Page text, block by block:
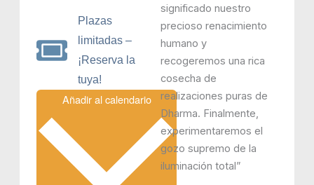
Plazas
limitadas –
¡Reserva la
tuya!
Añadir al calendario
significado nuestro
precioso renacimiento
humano y
recogeremos una rica
cosecha de
realizaciones puras de
Dharma. Finalmente,
experimentaremos el
gozo supremo de la
iluminación total”